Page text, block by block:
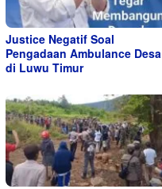
Justice Negatif Soal
Pengadaan Ambulance Desa
di Luwu Timur